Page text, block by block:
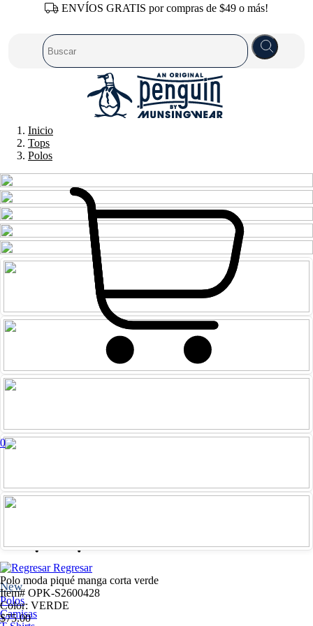
ENVÍOS GRATIS por compras de $49 o más!
0
New
Polos
Camisas
Inicio
Tops
Polos
Regresar
Polo moda piqué manga corta verde
Item# OPK-S2600428
Color: VERDE
$75.00